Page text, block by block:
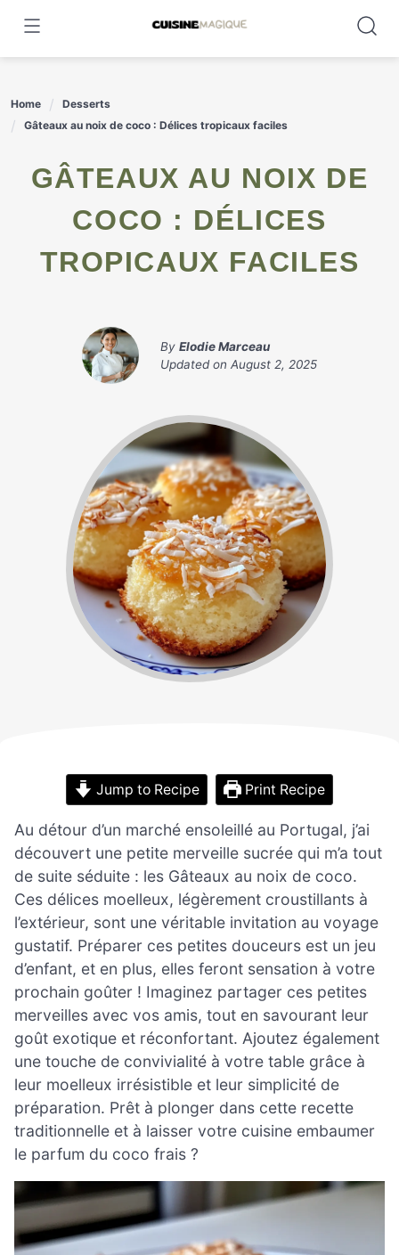
content
Home
Desserts
Gâteaux au noix de coco : Délices tropicaux faciles
GÂTEAUX AU NOIX DE
COCO : DÉLICES
TROPICAUX FACILES
By Elodie Marceau
Updated on August 2, 2025
Jump to Recipe Print Recipe
Au détour d’un marché ensoleillé au Portugal, j’ai
découvert une petite merveille sucrée qui m’a tout
de suite séduite : les Gâteaux au noix de coco.
Ces délices moelleux, légèrement croustillants à
l’extérieur, sont une véritable invitation au voyage
gustatif. Préparer ces petites douceurs est un jeu
d’enfant, et en plus, elles feront sensation à votre
prochain goûter ! Imaginez partager ces petites
merveilles avec vos amis, tout en savourant leur
goût exotique et réconfortant. Ajoutez également
une touche de convivialité à votre table grâce à
leur moelleux irrésistible et leur simplicité de
préparation. Prêt à plonger dans cette recette
traditionnelle et à laisser votre cuisine embaumer
le parfum du coco frais ?